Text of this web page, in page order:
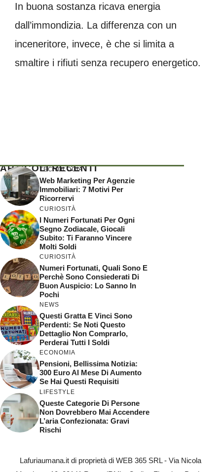
In buona sostanza ricava energia
dall’immondizia. La differenza con un
inceneritore, invece, è che si limita a
smaltire i rifiuti senza recupero energetico.
ARTICOLI RECENTI
TECNOLOGIA
Web Marketing Per Agenzie
Immobiliari: 7 Motivi Per
Ricorrervi
CURIOSITÀ
I Numeri Fortunati Per Ogni
Segno Zodiacale, Giocali
Subito: Ti Faranno Vincere
Molti Soldi
CURIOSITÀ
Numeri Fortunati, Quali Sono E
Perchè Sono Consiederati Di
Buon Auspicio: Lo Sanno In
Pochi
NEWS
Questi Gratta E Vinci Sono
Perdenti: Se Noti Questo
Dettaglio Non Comprarlo,
Perderai Tutti I Soldi
ECONOMIA
Pensioni, Bellissima Notizia:
300 Euro Al Mese Di Aumento
Se Hai Questi Requisiti
LIFESTYLE
Queste Categorie Di Persone
Non Dovrebbero Mai Accendere
L’aria Confezionata: Gravi
Rischi
Lafuriaumana.it di proprietà di WEB 365 SRL - Via Nicola